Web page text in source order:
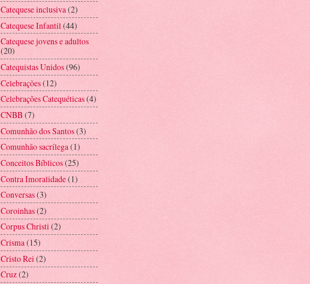
Catequese inclusiva(2)
Catequese Infantil (44)
Catequese jovens e adultos
(20)
Catequistas Unidos(96)
Celebrações(12)
Celebrações Catequéticas(4)
CNBB(7)
Comunhão dos Santos(3)
Comunhão sacrílega(1)
Conceitos Bíblicos(25)
Contra Imoralidade(1)
Conversas(3)
Coroinhas(2)
Corpus Christi(2)
Crisma(15)
Cristo Rei (2)
Cruz(2)